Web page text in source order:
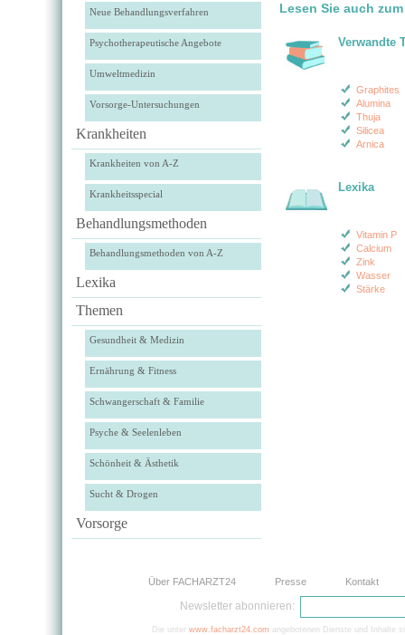
Neue Behandlungsverfahren
Psychotherapeutische Angebote
Umweltmedizin
Vorsorge-Untersuchungen
Krankheiten
Krankheiten von A-Z
Krankheitsspecial
Behandlungsmethoden
Behandlungsmethoden von A-Z
Lexika
Themen
Gesundheit & Medizin
Ernährung & Fitness
Schwangerschaft & Familie
Psyche & Seelenleben
Schönheit & Ästhetik
Sucht & Drogen
Vorsorge
Lesen Sie auch
Verwandte
Graphites
Alumina
Thuja
Silicea
Arnica
Lexika
Vitamin P
Calcium
Zink
Wasser
Stärke
Über FACHARZT24 Presse Kontakt
Newsletter abonnieren:
Die unter www.facharzt24.com angebotenen Dienste und Inhalte